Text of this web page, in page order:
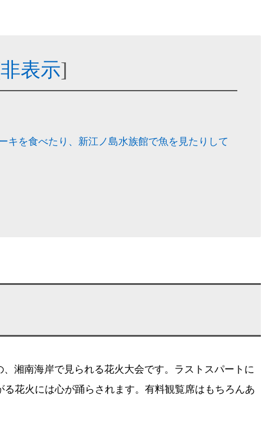
非表示]
キを食べたり、新江ノ島水族館で魚を見たりして
湘南海岸で見られる花火大会です。ラストスパートに
花火には心が踊らされます。有料観覧席はもちろんあ